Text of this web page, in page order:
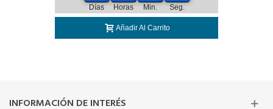
Días Horas Min. Seg.
Añadir Al Carrito
INFORMACIÓN DE INTERÉS